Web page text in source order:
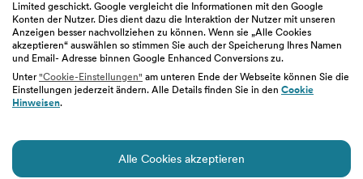
Limited geschickt. Google vergleicht die Informationen mit den Google
Konten der Nutzer. Dies dient dazu die Interaktion der Nutzer mit unseren
Anzeigen besser nachvollziehen zu können. Wenn sie „Alle Cookies
akzeptieren“ auswählen so stimmen Sie auch der Speicherung Ihres Namen
und Email- Adresse binnen Google Enhanced Conversions zu.
Unter"Cookie-Einstellungen" am unteren Ende der Webseite können Sie die
Einstellungen jederzeit ändern. Alle Details finden Sie in den Cookie
Hinweisen.
Alle Cookies akzeptieren
bawaggroup.com
Impressum
Cookie-Einstellungen